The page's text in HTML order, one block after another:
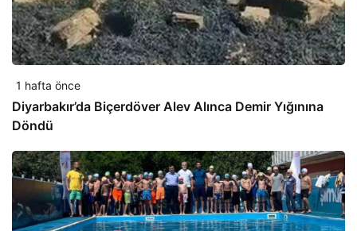
1 hafta önce
Diyarbakır’da Biçerdöver Alev Alınca Demir Yığınına
Döndü